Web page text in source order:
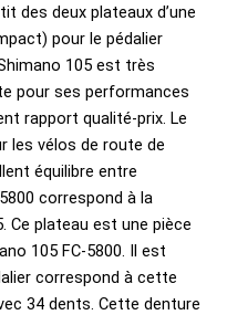
des deux plateaux d’une
pour le pédalier
105 est très
pour ses performances
rapport qualité-prix. Le
les vélos de route de
équilibre entre
correspond à la
Ce plateau est une pièce
105 FC-5800. Il est
correspond à cette
34 dents. Cette denture